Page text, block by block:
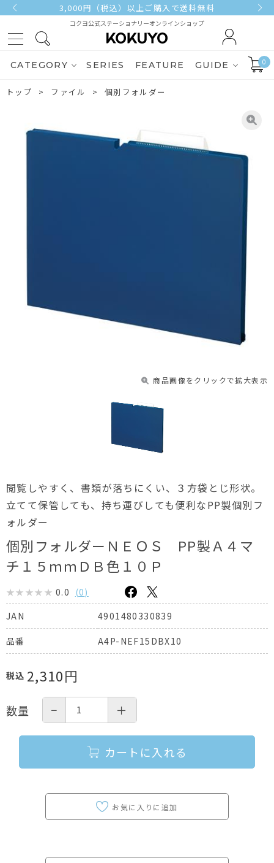
3,000円（税込）以上ご購入で送料無料
コクヨ公式ステーショナリーオンラインショップ
CATEGORY SERIES FEATURE GUIDE 0
トップ ファイル 個別フォルダー
商品画像をクリックで拡大表示
閲覧しやすく、書類が落ちにくい、３方袋とじ形状。
立てて保管しても、持ち運びしても便利なPP製個別フ
ォルダー
個別フォルダーＮＥＯＳ PP製Ａ４マ
チ１５ｍｍＤＢ色１０Ｐ
0.0 (0)
JAN
4901480330839
品番 A4P-NEF15DBX10
税込 2,310円
数量 − ＋
カートに入れる